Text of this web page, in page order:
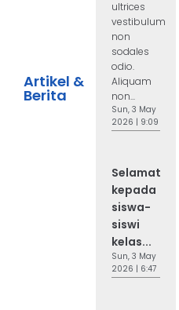
Artikel &
Berita
ultrices
vestibulum
non
sodales
odio.
Aliquam
non...
Sun, 3 May
2026 | 9:09
Selamat
kepada
siswa-
siswi
kelas...
Sun, 3 May
2026 | 6:47